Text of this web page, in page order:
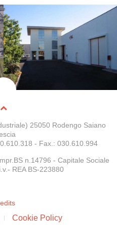
25050 Rodengo Saiano
- Fax.: 030.610.994
n.14796 - Capitale Sociale
REA BS-223880
Cookie Policy